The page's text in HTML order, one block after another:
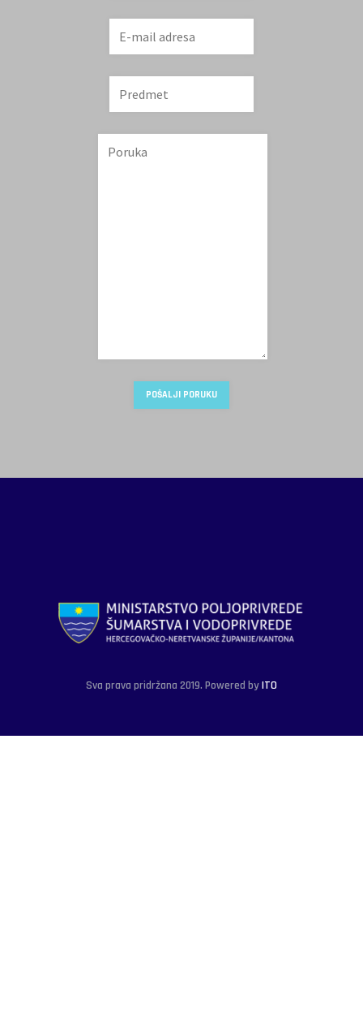
Sva prava pridržana 2019. Powered byITO